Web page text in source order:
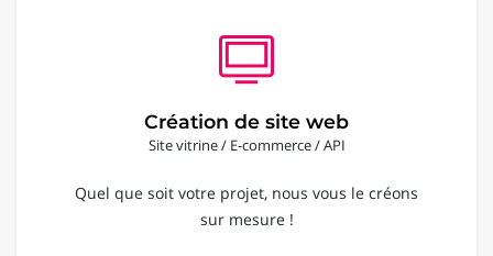
Création de site web
Site vitrine / E-commerce / API
Quel que soit votre projet, nous vous le créons
sur mesure !